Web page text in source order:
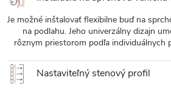
Je možné inštalovať flexibilne buď na
na podlahu. Jeho univerzálny dizajn
rôznym priestorom podľa individuálnych
Nastaviteľný stenový profil